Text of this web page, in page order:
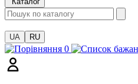
UA RU
0